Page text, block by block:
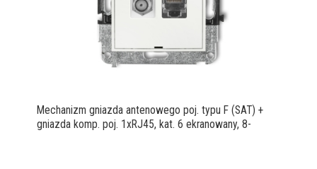
Mechanizm gniazda antenowego poj. typu F (SAT) +
gniazda komp. poj. 1xRJ45, kat. 6 ekranowany, 8-